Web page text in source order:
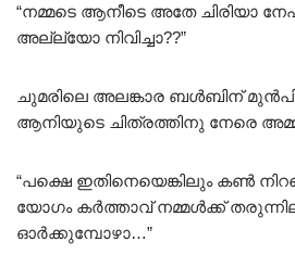
“നമ്മടെ ആനീടെ അതേ ചിരിയാ
അല്ല്യോ നിവിച്ചാ??”
ചുമരിലെ അലങ്കാര ബൾബിന്
ആനിയുടെ ചിത്രത്തിനു നേരെ
“പക്ഷെ ഇതിനെയെങ്കിലും കൺ
യോഗം കർത്താവ് നമ്മൾക്ക്
ഓർക്കുമ്പോഴാ…”